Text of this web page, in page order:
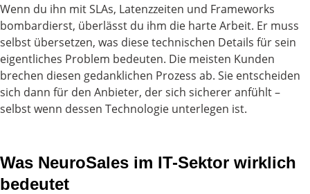
Wenn du ihn mit SLAs, Latenzzeiten und Frameworks
bombardierst, überlässt du ihm die harte Arbeit. Er muss
selbst übersetzen, was diese technischen Details für sein
eigentliches Problem bedeuten. Die meisten Kunden
brechen diesen gedanklichen Prozess ab. Sie entscheiden
sich dann für den Anbieter, der sich sicherer anfühlt –
selbst wenn dessen Technologie unterlegen ist.
Was NeuroSales im IT-Sektor wirklich
bedeutet